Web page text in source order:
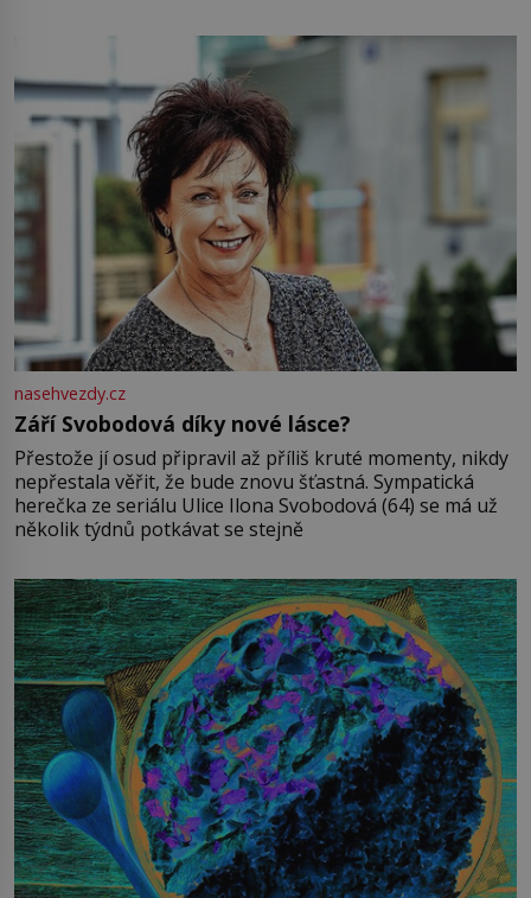
Jsme spolu moc rádi Tehdy byla jiná doba, když
nasehvezdy.cz
Září Svobodová díky nové lásce?
Přestože jí osud připravil až příliš kruté momenty, nikdy
nepřestala věřit, že bude znovu šťastná. Sympatická
herečka ze seriálu Ulice Ilona Svobodová (64) se má už
několik týdnů potkávat se stejně